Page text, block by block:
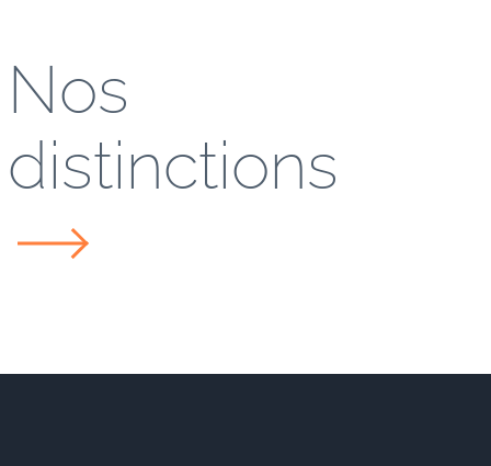
Nos
distinctions